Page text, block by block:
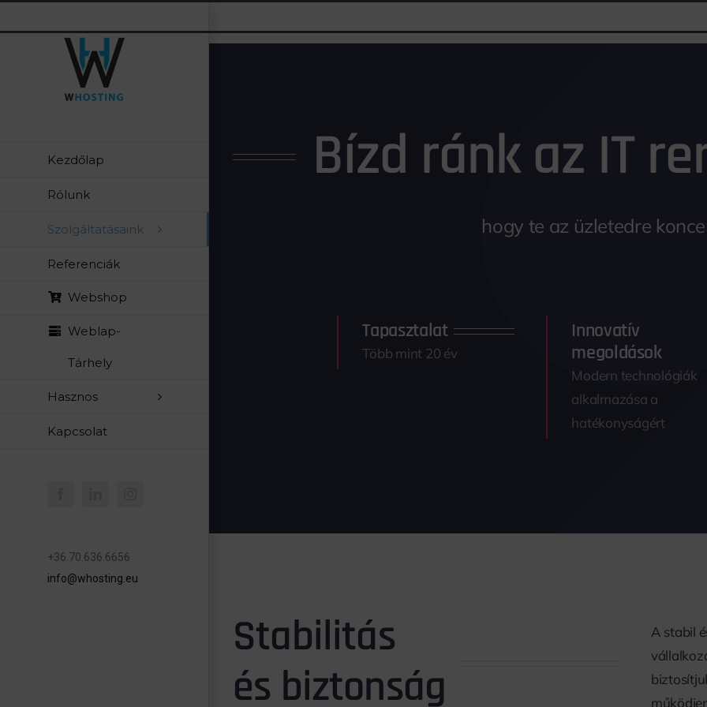
Kezdőlap
Rólunk
Szolgáltatásaink
Referenciák
Webshop
Weblap-
Tárhely
Hasznos
Kapcsolat
+36.70.636.6656
info@whosting.eu
Bízd ránk az IT
hogy te az üzletedre
Tapasztalat
Több mint 20 év
Innovatív
megoldások
Modern technológiák
alkalmazása a
hatékonyságért
Stabilitás
és biztonság
A stabil